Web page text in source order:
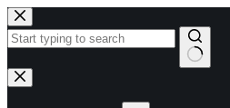
Przejdź
do
treści
Brak
wyników